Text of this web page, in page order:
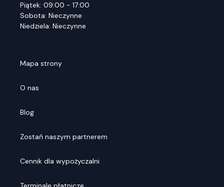
Piątek: 09:00 - 17:00
Sobota: Nieczynne
Niedziela: Nieczynne
Mapa strony
O nas
Blog
Zostań naszym partnerem
Cennik dla wypożyczalni